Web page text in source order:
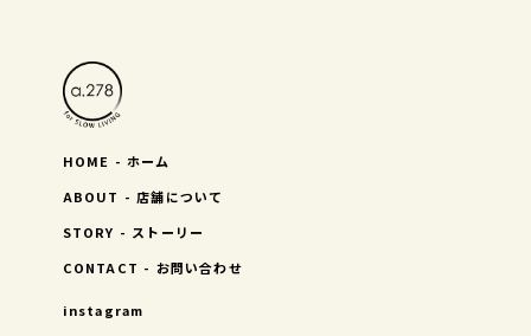
HOME - ホーム
ABOUT - 店舗について
STORY - ストーリー
CONTACT - お問い合わせ
instagram